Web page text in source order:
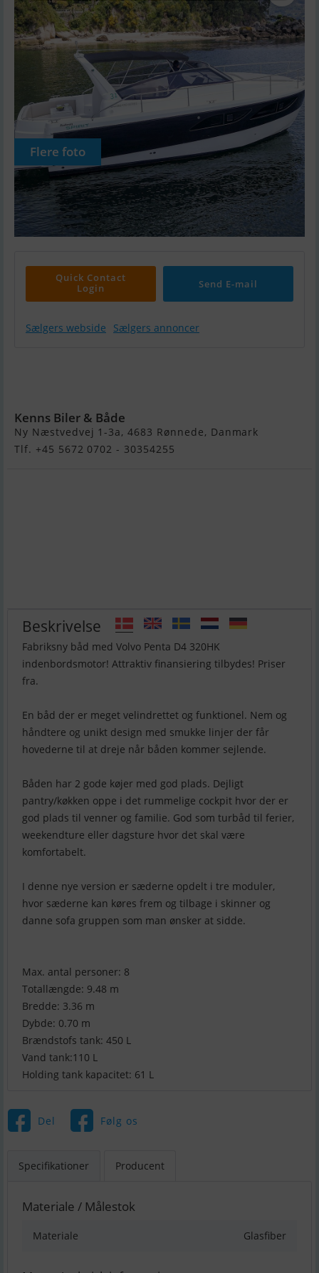
Flere foto
Quick Contact
Login
Send E-mail
Sælgers webside Sælgers annoncer
Kenns Biler & Både
Ny Næstvedvej 1-3a, 4683 Rønnede, Danmark
Tlf. +45 5672 0702 - 30354255
Beskrivelse
Fabriksny båd med Volvo Penta D4 320HK
indenbordsmotor! Attraktiv finansiering tilbydes! Priser
fra.
En båd der er meget velindrettet og funktionel. Nem og
håndtere og unikt design med smukke linjer der får
hovederne til at dreje når båden kommer sejlende.
Båden har 2 gode køjer med god plads. Dejligt
pantry/køkken oppe i det rummelige cockpit hvor der er
god plads til venner og familie. God som turbåd til ferier,
weekendture eller dagsture hvor det skal være
komfortabelt.
I denne nye version er sæderne opdelt i tre moduler,
hvor sæderne kan køres frem og tilbage i skinner og
danne sofa gruppen som man ønsker at sidde.
Max. antal personer: 8
Totallængde: 9.48 m
Bredde: 3.36 m
Dybde: 0.70 m
Brændstofs tank: 450 L
Vand tank:110 L
Holding tank kapacitet: 61 L
Del Følg os
Specifikationer Producent
Materiale / Målestok
Materiale Glasfiber